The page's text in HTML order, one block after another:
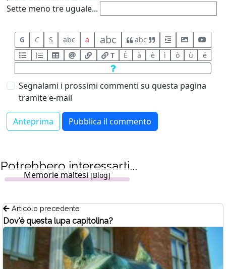
Sette meno tre uguale...
G C S abc a abc
abc
T
È à è ì ò ù é
Segnalami i prossimi commenti su questa pagina
tramite e-mail
Potrebbero interessarti...
Memorie maltesi[Blog]
Articolo precedente
Dov'è questa lupa capitolina?